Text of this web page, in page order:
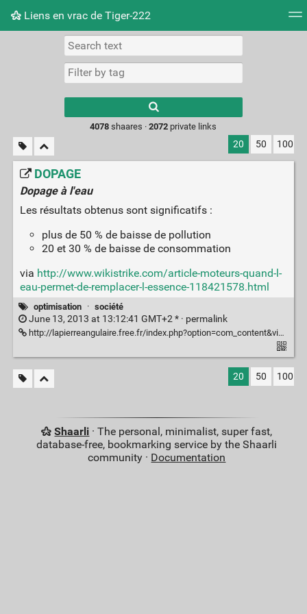
Liens en vrac de Tiger-222
Picture wall
results.
4078 shaares ·2072 private links
20 50 100
DOPAGE
Dopage à l'eau
Les résultats obtenus sont significatifs :
plus de 50 % de baisse de pollution
20 et 30 % de baisse de consommation
via http://www.wikistrike.com/article-moteurs-quand-l-
eau-permet-de-remplacer-l-essence-118421578.html
optimisation · société
June 13, 2013 at 13:12:41 GMT+2 * · permalink
http://lapierreangulaire.free.fr/index.php?option=com_content&view=article&id=41&Itemid=3
20 50 100
Shaarli · The personal, minimalist, super fast,
database-free, bookmarking service by the Shaarli
community · Documentation